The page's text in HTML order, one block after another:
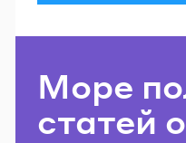
Море
статей